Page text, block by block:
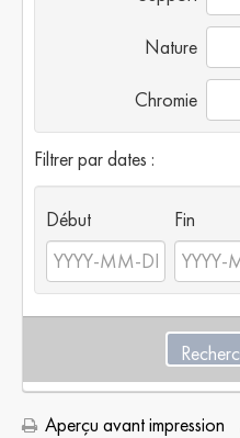
Nature
Chromie
Filtrer par dates :
Début Fin
Aperçu avant impression